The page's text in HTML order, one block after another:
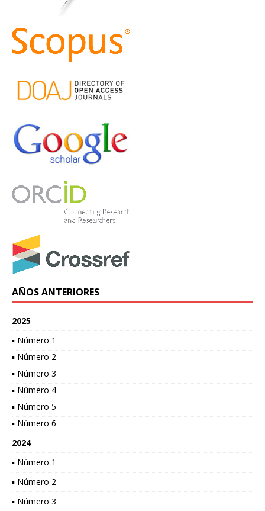
AÑOS ANTERIORES
2025
▪ Número 1
▪ Número 2
▪ Número 3
▪ Número 4
▪ Número 5
▪ Número 6
2024
▪ Número 1
▪ Número 2
▪ Número 3